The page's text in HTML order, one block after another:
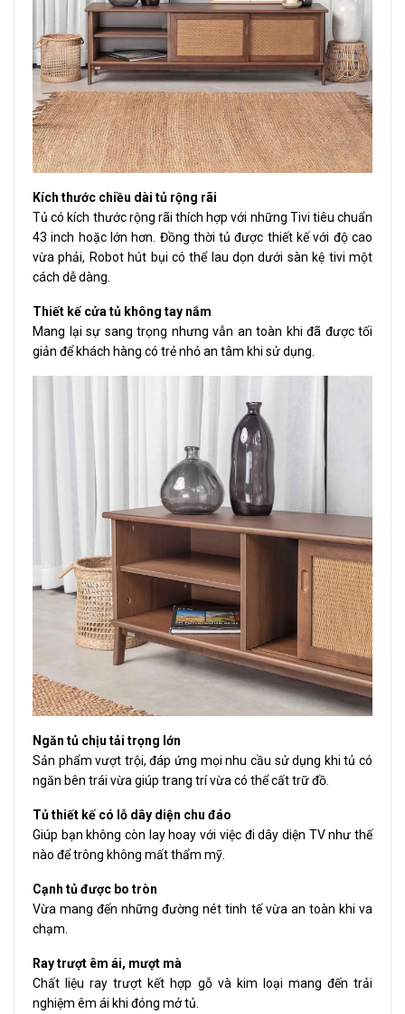
Kích thước chiều dài tủ rộng rãi
Tủ có kích thước rộng rãi thích hợp với những Tivi tiêu chuẩn
43 inch hoặc lớn hơn. Đồng thời tủ được thiết kế với độ cao
vừa phải, Robot hút bụi có thể lau dọn dưới sàn kệ tivi một
cách dễ dàng.
Thiết kế cửa tủ không tay nắm
Mang lại sự sang trọng nhưng vẫn an toàn khi đã được tối
giản để khách hàng có trẻ nhỏ an tâm khi sử dụng.
Ngăn tủ chịu tải trọng lớn
Sản phẩm vượt trội, đáp ứng mọi nhu cầu sử dụng khi tủ có
ngăn bên trái vừa giúp trang trí vừa có thể cất trữ đồ.
Tủ thiết kế có lỗ dây diện chu đáo
Giúp bạn không còn lay hoay với việc đi dây diện TV như thế
nào để trông không mất thẩm mỹ.
Cạnh tủ được bo tròn
Vừa mang đến những đường nét tinh tế vừa an toàn khi va
chạm.
Ray trượt êm ái, mượt mà
Chất liệu ray trượt kết hợp gỗ và kim loại mang đến trải
nghiệm êm ái khi đóng mở tủ.